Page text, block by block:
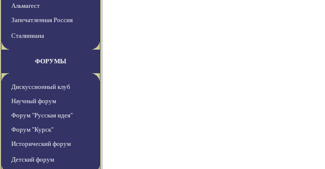
Альмагест
Запечатленная Россия
Сталиниана
ФОРУМЫ
Дискуссионный клуб
Научный форум
Форум "Русская идея"
Форум "Курск"
Исторический форум
Детский форум